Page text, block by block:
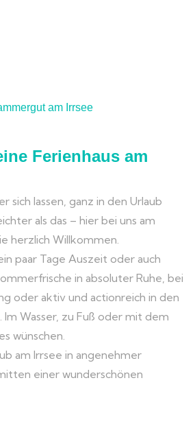
am Irrsee
Ferienhaus am
sich lassen, ganz in den Urlaub
als das – hier bei uns am
herzlich Willkommen.
paar Tage Auszeit oder auch
in absoluter Ruhe, bei
oder aktiv und actionreich in den
Im Wasser, zu Fuß oder mit dem
wünschen.
am Irrsee in angenehmer
einer wunderschönen